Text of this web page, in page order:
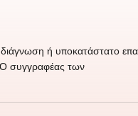
διάγνωση ή υποκατάστατο
συγγραφέας των